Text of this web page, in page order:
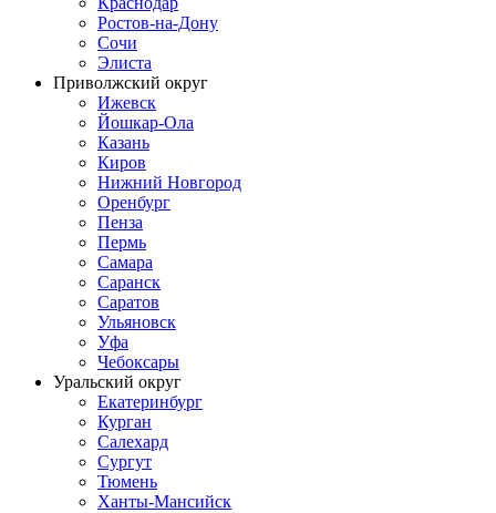
Ростов-на-Дону
Сочи
Элиста
Приволжский округ
Ижевск
Йошкар-Ола
Казань
Киров
Нижний Новгород
Оренбург
Пенза
Пермь
Самара
Саранск
Саратов
Ульяновск
Уфа
Чебоксары
Уральский округ
Екатеринбург
Курган
Салехард
Сургут
Тюмень
Ханты-Мансийск